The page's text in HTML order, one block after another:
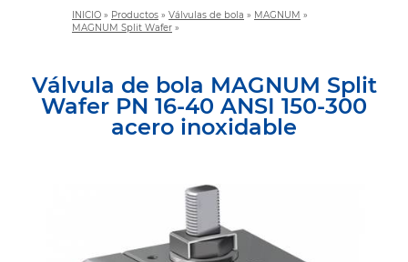
INICIO » Productos » Válvulas de bola » MAGNUM »
MAGNUM Split Wafer »
Válvula de bola MAGNUM Split
Wafer PN 16-40 ANSI 150-300
acero inoxidable